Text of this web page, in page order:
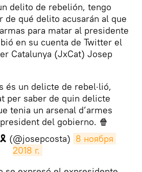
delito de rebelión, tengo
de qué delito acusarán al que
para matar al presidente
en su cuenta de Twitter el
Catalunya (JxCat) Josep
és un delicte de rebel·lió,
per saber de quin delicte
tenia un arsenal d’armes
del gobierno. 🍿
(@josepcosta) 8 ноября
2018 г.